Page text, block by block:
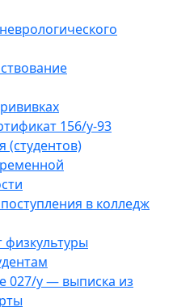
156/у-93
(студентов)
в колледж
027/у — выписка из